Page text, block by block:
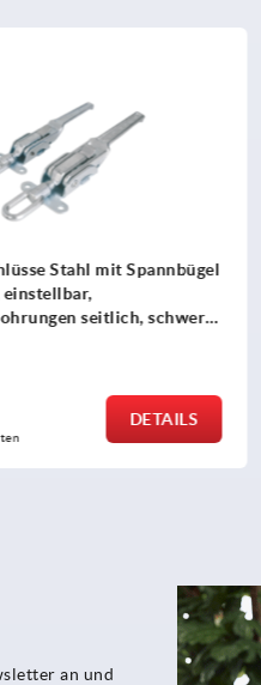
Stahl mit Spannbügel
einstellbar,
seitlich, schwere
DETAILS
an und